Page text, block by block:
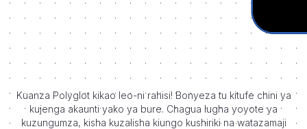
Kuanza Polyglot kikao leo-ni rahisi! Bonyeza tu kitufe chini ya
kujenga akaunti yako ya bure. Chagua lugha yoyote ya
kuzungumza, kisha kuzalisha kiungo kushiriki na watazamaji